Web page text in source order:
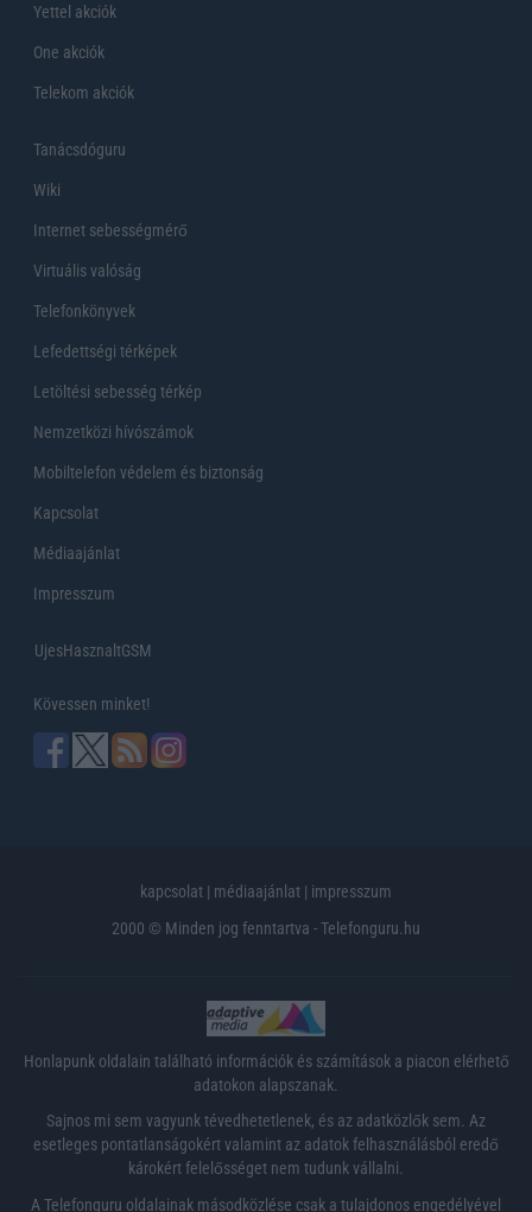
Yettel akciók
One akciók
Telekom akciók
Tanácsdóguru
Wiki
Internet sebességmérő
Virtuális valóság
Telefonkönyvek
Lefedettségi térképek
Letöltési sebesség térkép
Nemzetközi hívószámok
Mobiltelefon védelem és biztonság
Kapcsolat
Médiaajánlat
Impresszum
UjesHasznaltGSM
Kövessen minket!
kapcsolat | médiaajánlat | impresszum
2000 © Minden jog fenntartva - Telefonguru.hu
Honlapunk oldalain található információk és számítások a piacon elérhető
adatokon alapszanak.
Sajnos mi sem vagyunk tévedhetetlenek, és az adatközlők sem. Az
esetleges pontatlanságokért valamint az adatok felhasználásból eredő
károkért felelősséget nem tudunk vállalni.
A Telefonguru oldalainak másodközlése csak a tulajdonos engedélyével